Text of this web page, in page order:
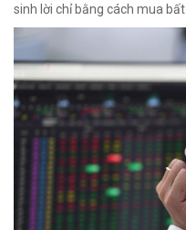
sinh lời chỉ bằng cách mua